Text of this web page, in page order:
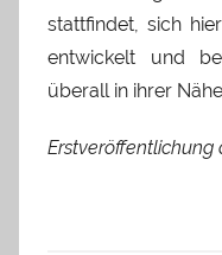
stattfindet, sich
entwickelt und
überall in ihrer
Erstveröffentlichung